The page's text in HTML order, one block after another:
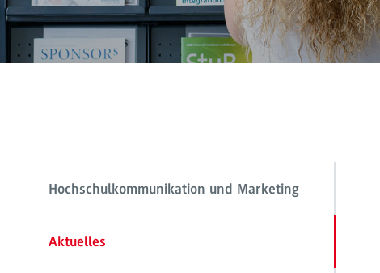
Hochschulkommunikation und Marketing
Aktuelles